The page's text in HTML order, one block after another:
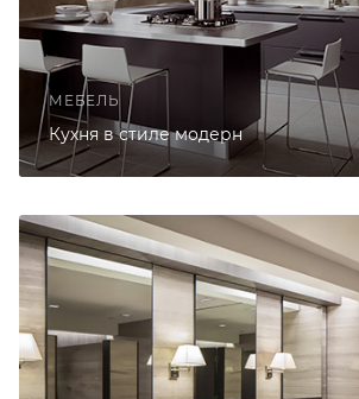
МЕБЕЛЬ
Кухня в стиле модерн